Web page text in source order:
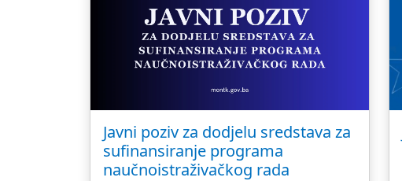
Javni poziv za dodjelu sredstava za
sufinansiranje programa
naučnoistraživačkog rada